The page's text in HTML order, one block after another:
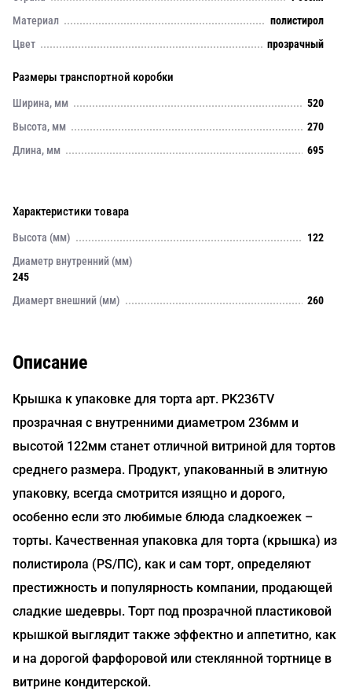
Материал
полистирол
Цвет
прозрачный
Размеры транспортной коробки
Ширина, мм
520
Высота, мм
270
Длина, мм
695
Характеристики товара
Высота (мм)
122
Диаметр внутренний (мм)
245
Диамерт внешний (мм)
260
Описание
Крышка к упаковке для торта арт. PK236TV
прозрачная с внутренними диаметром 236мм и
высотой 122мм станет отличной витриной для тортов
среднего размера. Продукт, упакованный в элитную
упаковку, всегда смотрится изящно и дорого,
особенно если это любимые блюда сладкоежек –
торты. Качественная упаковка для торта (крышка) из
полистирола (PS/ПС), как и сам торт, определяют
престижность и популярность компании, продающей
сладкие шедевры. Торт под прозрачной пластиковой
крышкой выглядит также эффектно и аппетитно, как
и на дорогой фарфоровой или стеклянной тортнице в
витрине кондитерской.